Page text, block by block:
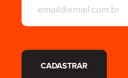
CADASTRAR